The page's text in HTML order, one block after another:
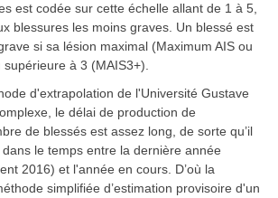
est codée sur cette échelle allant de 1 à 5,
blessures les moins graves. Un blessé est
si sa lésion maximal (Maximum AIS ou
à 3 (MAIS3+).
d'extrapolation de l'Université Gustave
le délai de production de
de blessés est assez long, de sorte qu’il
le temps entre la dernière année
2016) et l'année en cours. D’où la
simplifiée d’estimation provisoire d'un